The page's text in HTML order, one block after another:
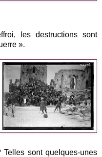
les destructions sont
».
sont quelques-unes